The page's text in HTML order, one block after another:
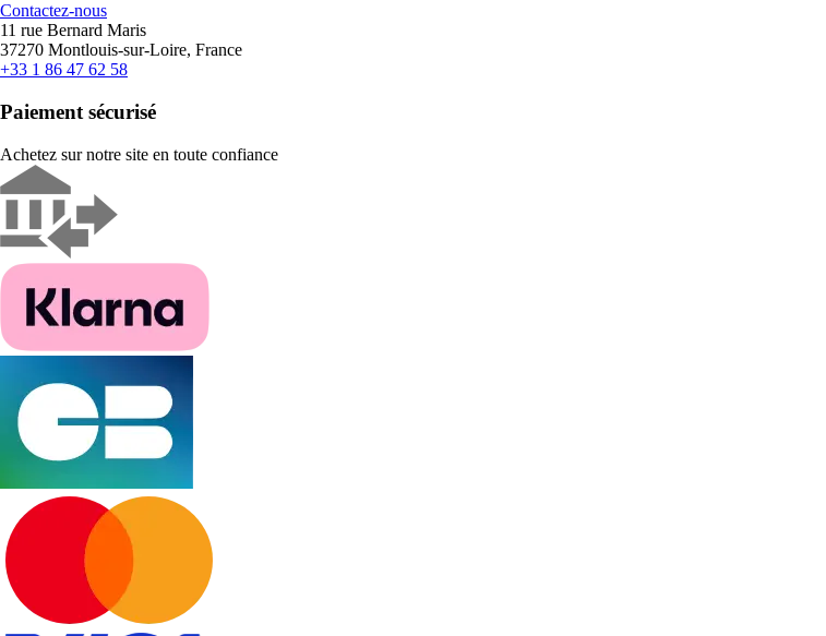
Contactez-nous
11 rue Bernard Maris
37270 Montlouis-sur-Loire, France
+33 1 86 47 62 58
Paiement sécurisé
Achetez sur notre site en toute confiance